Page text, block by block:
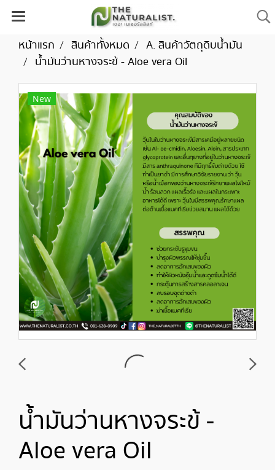
หน้าแรก สินค้าทั้งหมด
A. สินค้าวัตถุดิบน้ำมัน
น้ำมันว่านหางจระข้ - Aloe vera Oil
New
น้ำมันว่านหางจระข้ -
Aloe vera Oil